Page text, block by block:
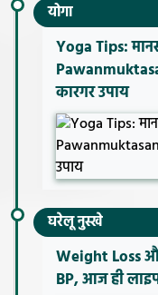
योगा
Yoga Tips:
कारगर उपाय
घरेलू नुस्खे
Weight Loss
BP, आज ही